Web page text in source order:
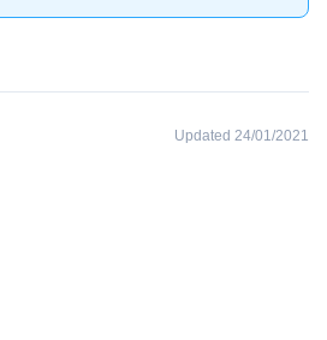
Updated 24/01/2021